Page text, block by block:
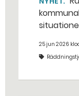
bakhåll,
från
25 jun 2026